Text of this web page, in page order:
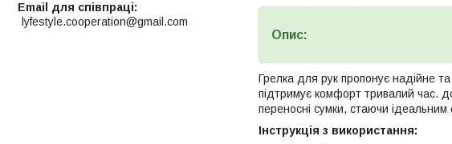
Опис:
Грелка для рук пропонує надійне
підтримує комфорт тривалий час.
переносні сумки, стаючи ідеальним
Інструкція з використання:
Email для співпраці
lyfestyle.cooperation@gmail.com